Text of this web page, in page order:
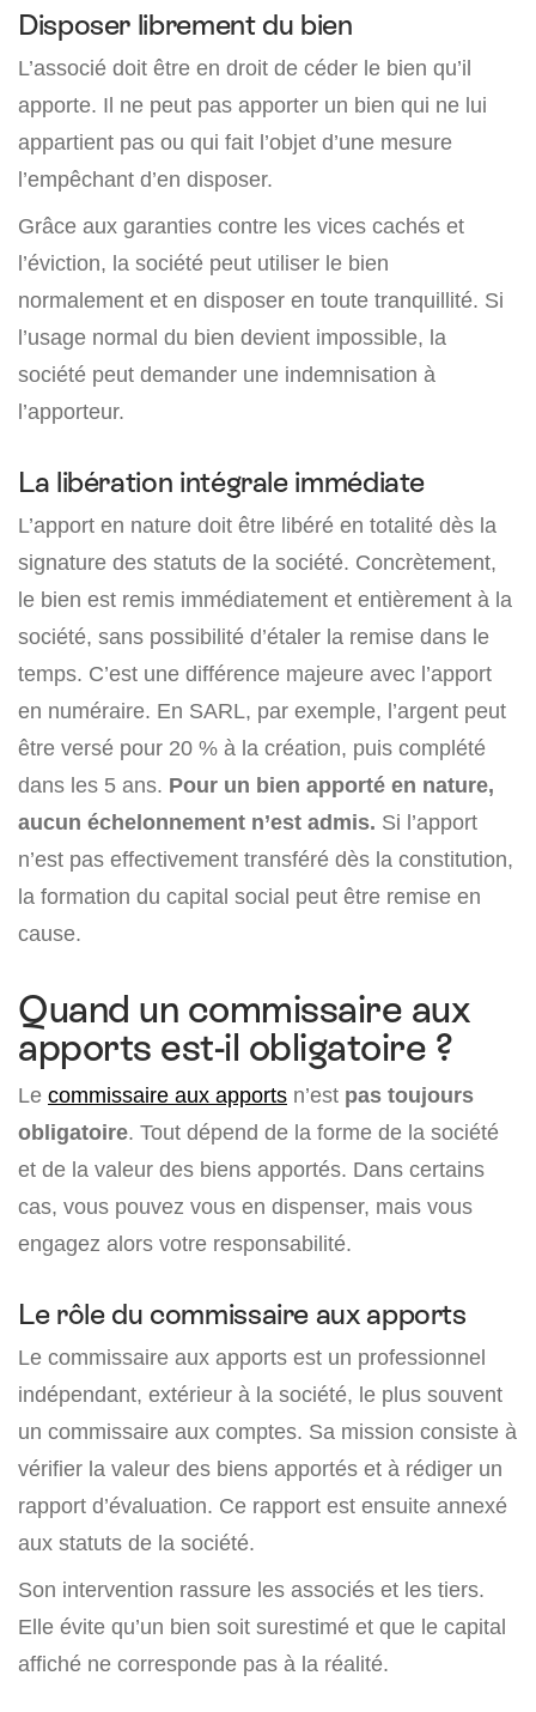
Disposer librement du bien
L’associé doit être en droit de céder le bien qu’il
apporte. Il ne peut pas apporter un bien qui ne lui
appartient pas ou qui fait l’objet d’une mesure
l’empêchant d’en disposer.
Grâce aux garanties contre les vices cachés et
l’éviction, la société peut utiliser le bien
normalement et en disposer en toute tranquillité. Si
l’usage normal du bien devient impossible, la
société peut demander une indemnisation à
l’apporteur.
La libération intégrale immédiate
L’apport en nature doit être libéré en totalité dès la
signature des statuts de la société. Concrètement,
le bien est remis immédiatement et entièrement à la
société, sans possibilité d’étaler la remise dans le
temps. C’est une différence majeure avec l’apport
en numéraire. En SARL, par exemple, l’argent peut
être versé pour 20 % à la création, puis complété
dans les 5 ans. Pour un bien apporté en nature,
aucun échelonnement n’est admis. Si l’apport
n’est pas effectivement transféré dès la constitution,
la formation du capital social peut être remise en
cause.
Quand un commissaire aux
apports est-il obligatoire ?
Le commissaire aux apports n’est pas toujours
obligatoire. Tout dépend de la forme de la société
et de la valeur des biens apportés. Dans certains
cas, vous pouvez vous en dispenser, mais vous
engagez alors votre responsabilité.
Le rôle du commissaire aux apports
Le commissaire aux apports est un professionnel
indépendant, extérieur à la société, le plus souvent
un commissaire aux comptes. Sa mission consiste à
vérifier la valeur des biens apportés et à rédiger un
rapport d’évaluation. Ce rapport est ensuite annexé
aux statuts de la société.
Son intervention rassure les associés et les tiers.
Elle évite qu’un bien soit surestimé et que le capital
affiché ne corresponde pas à la réalité.